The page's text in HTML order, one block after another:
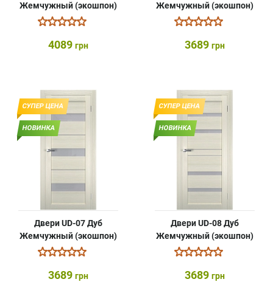
Жемчужный (экошпон)
4089 грн
Жемчужный (экошпон)
3689 грн
СУПЕР ЦЕНА
НОВИНКА
Двери UD-07 Дуб
Жемчужный (экошпон)
3689 грн
СУПЕР ЦЕНА
НОВИНКА
Двери UD-08 Дуб
Жемчужный (экошпон)
3689 грн